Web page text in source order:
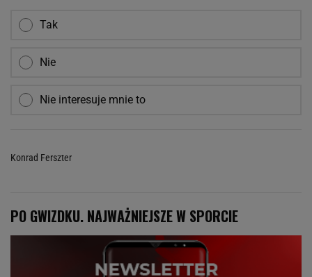
Tak
Nie
Nie interesuje mnie to
Konrad Ferszter